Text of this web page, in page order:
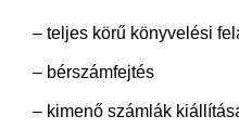
– teljes körű könyvelési
– bérszámfejtés
– kimenő számlák